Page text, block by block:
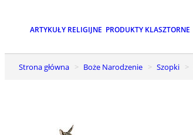
ARTYKUŁY RELIGIJNE PRODUKTY KLASZTORNE
Strona główna Boże Narodzenie Szopki